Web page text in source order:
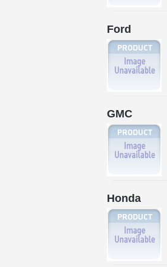
Ford
GMC
Honda